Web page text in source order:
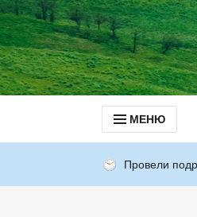
МЕНЮ
Провели